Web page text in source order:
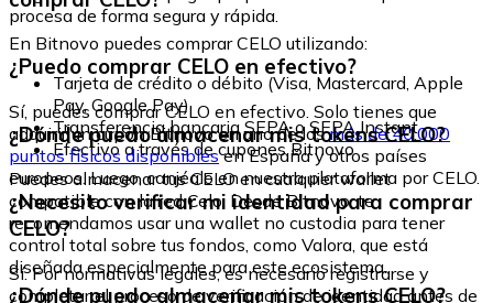
procesa de forma segura y rápida.
En Bitnovo puedes comprar CELO utilizando:
Tarjeta de crédito o débito (Visa, Mastercard, Apple
Pay, Google Pay)
Transferencia bancaria SEPA o SEPA Instant
Efectivo a través de cupones Bitnovo
¿Puedo comprar CELO en efectivo?
Sí, puedes comprar CELO en efectivo. Solo tienes que
adquirir un cupón Bitnovo en uno de losmás de 40.000
puntos físicos disponiblesen España y otros países
europeos. Luego, canjéalo en nuestra plataforma por CELO.
¿Dónde puedo almacenar mis tokens CELO?
Puedes almacenar tus CELO en cualquier wallet
compatible con la red Celo. Desde Bitnovo, te
recomendamos usar una wallet no custodia para tener
control total sobre tus fondos, como Valora, que está
diseñada especialmente para este ecosistema.
¿Necesito verificar mi identidad para comprar
CELO?
Sí. Por normativas legales, es necesario registrarse y
completar el proceso de verificación de identidad antes de
¿Dónde puedo almacenar mis tokens CELO?